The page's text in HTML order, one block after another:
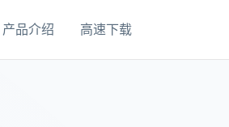
产品介绍 高速下载